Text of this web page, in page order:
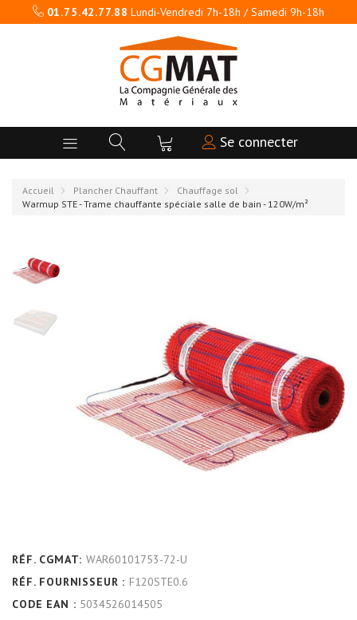
01.75.42.77.88 Lundi-Vendredi 7h-18h / Samedi 9h-18h
Se connecter
Accueil Plancher Chauffant
Chauffage sol
Warmup STE - Trame chauffante spéciale salle de bain - 120W/m²
RÉF. CGMAT: WAR60101753-72-U
RÉF. FOURNISSEUR : F120STE0.6
CODE EAN : 5034526014505